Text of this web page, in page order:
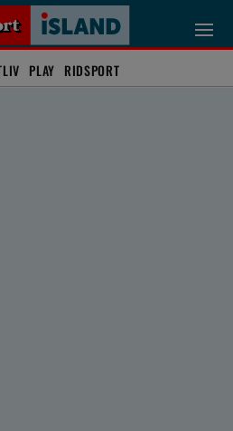
PLAY RIDSPORT